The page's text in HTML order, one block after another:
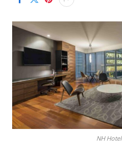
NH Hotel